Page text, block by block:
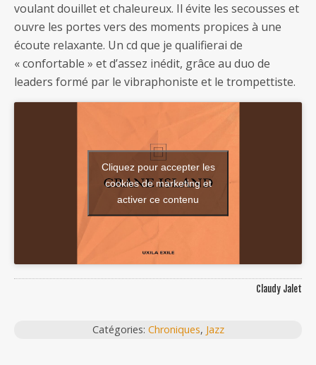
voulant douillet et chaleureux. Il évite les secousses et
ouvre les portes vers des moments propices à une
écoute relaxante. Un cd que je qualifierai de
« confortable » et d’assez inédit, grâce au duo de
leaders formé par le vibraphoniste et le trompettiste.
Cliquez pour accepter les
cookies de marketing et
activer ce contenu
Claudy Jalet
Catégories: Chroniques, Jazz